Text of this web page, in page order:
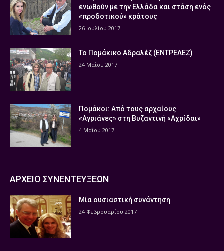
ενωθούν με την Ελλάδα και στάση ενός
«προδοτικού» κράτους
26 Ιουλίου 2017
Το Πομάκικο Αδραλέζ (ΕΝΤΡΕΛΕΖ)
24 Μαΐου 2017
Πομάκοι: Από τους αρχαίους
«Αγριάνες» στη Βυζαντινή «Αχρίδαι»
4 Μαΐου 2017
ΑΡΧΕΙΟ ΣΥΝΕΝΤΕΥΞΕΩΝ
Μία ουσιαστική συνάντηση
24 Φεβρουαρίου 2017